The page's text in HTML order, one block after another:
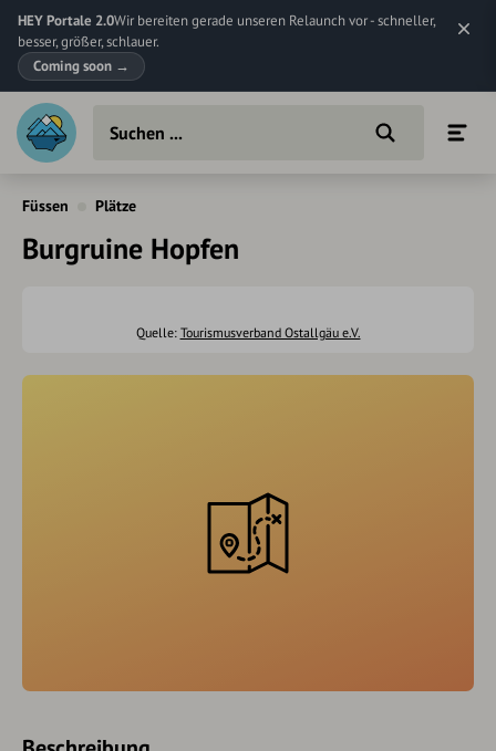
HEY Portale 2.0Wir bereiten gerade unseren Relaunch vor - schneller,
besser, größer, schlauer.
Coming soon →
Füssen Plätze
Burgruine Hopfen
Quelle: Tourismusverband Ostallgäu e.V.